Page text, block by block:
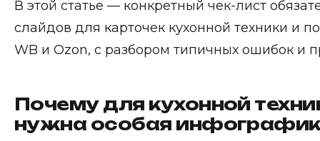
В этой статье — конкретный чек-лист
слайдов для карточек кухонной техники и
WB и Ozon, с разбором типичных ошибок и
Почему для кухонной
нужна особая